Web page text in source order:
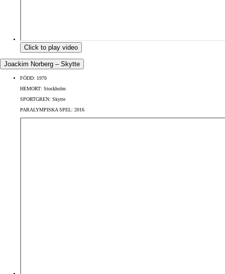
Click to play video
Joackim Norberg – Skytte
FÖDD: 1970
HEMORT: Stockholm
SPORTGREN: Skytte
PARALYMPISKA SPEL: 2016